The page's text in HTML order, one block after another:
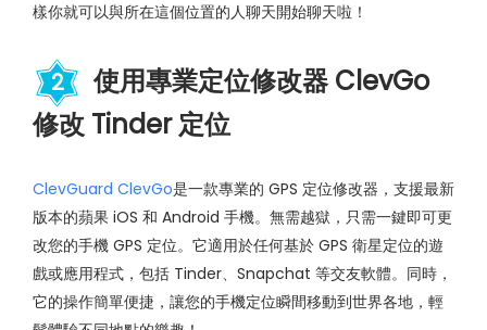
樣你就可以與所在這個位置的人聊天開始聊天啦！
2
使用專業定位修改器 ClevGo
修改 Tinder 定位
ClevGuard ClevGo是一款專業的 GPS 定位修改器，支援最新
版本的蘋果 iOS 和 Android 手機。無需越獄，只需一鍵即可更
改您的手機 GPS 定位。它適用於任何基於 GPS 衛星定位的遊
戲或應用程式，包括 Tinder、Snapchat 等交友軟體。同時，
它的操作簡單便捷，讓您的手機定位瞬間移動到世界各地，輕